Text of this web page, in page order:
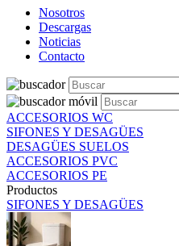
Nosotros
Descargas
Noticias
Contacto
ACCESORIOS WC
SIFONES Y DESAGÜES
DESAGÜES SUELOS
ACCESORIOS PVC
ACCESORIOS PE
Productos
SIFONES Y DESAGÜES